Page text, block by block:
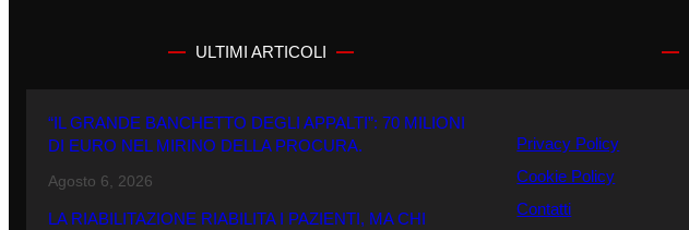
ULTIMI ARTICOLI
“IL GRANDE BANCHETTO DEGLI APPALTI”: 70 MILIONI
DI EURO NEL MIRINO DELLA PROCURA.
Agosto 6, 2026
LA RIABILITAZIONE RIABILITA I PAZIENTI, MA CHI
Privacy Policy
Cookie Policy
Contatti